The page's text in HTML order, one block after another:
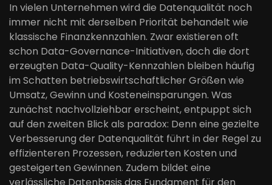
In vielen Unternehmen wird die Datenqualität noch
immer nicht mit derselben Priorität behandelt wie
klassische Finanzkennzahlen. Zwar existieren oft
schon Data-Governance-Initiativen, doch die dort
erzeugten Data-Quality-Kennzahlen bleiben häufig
im Schatten betriebswirtschaftlicher Größen wie
Umsatz, Gewinn und Kosteneinsparungen. Was
zunächst nachvollziehbar erscheint, entpuppt sich
auf den zweiten Blick als paradox: Denn eine gezielte
Verbesserung der Datenqualität führt in der Regel zu
effizienteren Prozessen, reduzierten Kosten und
gesteigerten Gewinnen. Zudem bildet eine